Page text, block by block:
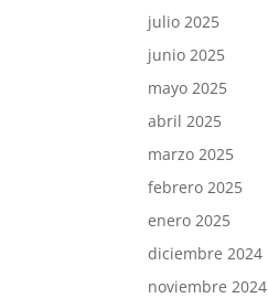
julio 2025
junio 2025
mayo 2025
abril 2025
marzo 2025
febrero 2025
enero 2025
diciembre 2024
noviembre 2024